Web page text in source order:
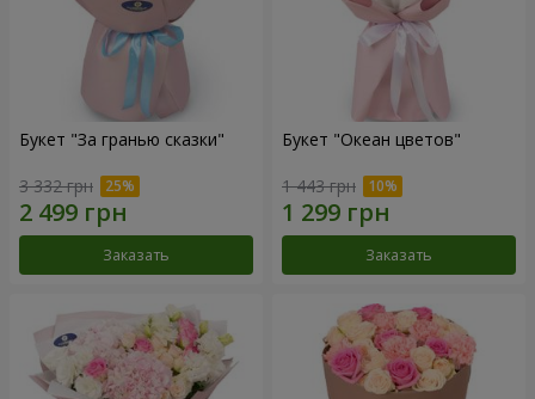
Букет "За гранью сказки"
3 332 грн
Заказать
Букет "Океан цветов"
1 443 грн
Заказать